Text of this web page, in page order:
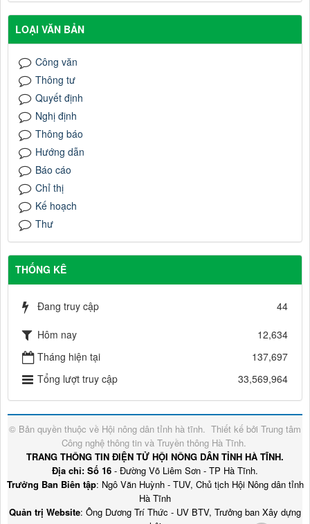
LOẠI VĂN BẢN
Công văn
Thông tư
Quyết định
Nghị định
Thông báo
Hướng dẫn
Báo cáo
Chỉ thị
Kế hoạch
Thư
THỐNG KÊ
Đang truy cập 44
Hôm nay
12,634
Tháng hiện tại
137,697
Tổng lượt truy cập
33,569,964
© Bản quyền thuộc về Hội nông dân tỉnh hà tĩnh. Thiết kế bởi Trung tâm
Công nghệ thông tin và Truyền thông Hà Tĩnh.
TRANG THÔNG TIN ĐIỆN TỬ HỘI NÔNG DÂN TỈNH HÀ TĨNH.
Địa chỉ: Số 16 - Đường Võ Liêm Sơn - TP Hà Tĩnh.
Trưởng Ban Biên tập: Ngô Văn Huỳnh - TUV, Chủ tịch Hội Nông dân tỉnh
Hà Tĩnh
Quản trị Website: Ông Dương Trí Thức - UV BTV, Trưởng ban Xây dựng